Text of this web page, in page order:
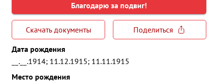
Благодарю за подвиг!
Скачать документы
Поделиться
Дата рождения
__.__.1914; 11.12.1915; 11.11.1915
Место рождения